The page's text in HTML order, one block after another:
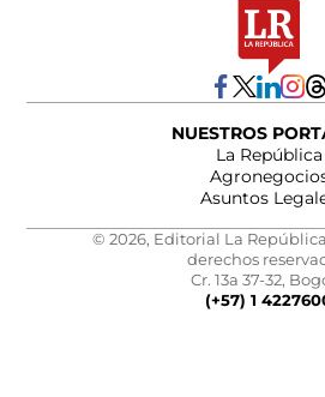
NUESTROS
La República
Asuntos
© 2026, Editorial La República
derechos
Cr. 13a 37-32,
(+57) 1